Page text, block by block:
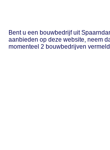
Bent u een bouwbedrijf uit
aanbieden op deze website, neem
momenteel 2 bouwbedrijven